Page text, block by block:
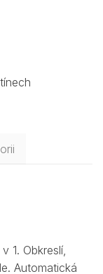
1. Obkreslí,
Automatická